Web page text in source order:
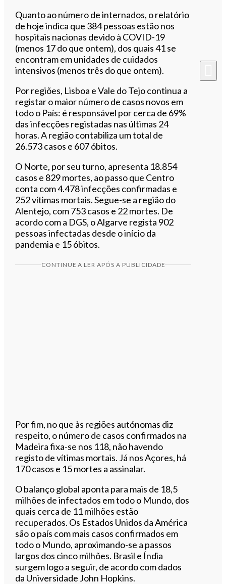
Quanto ao número de internados, o relatório
de hoje indica que 384 pessoas estão nos
hospitais nacionas devido à COVID-19
(menos 17 do que ontem), dos quais 41 se
encontram em unidades de cuidados
intensivos (menos três do que ontem).
Por regiões, Lisboa e Vale do Tejo continua a
registar o maior número de casos novos em
todo o País: é responsável por cerca de 69%
das infecções registadas nas últimas 24
horas. A região contabiliza um total de
26.573 casos e 607 óbitos.
O Norte, por seu turno, apresenta 18.854
casos e 829 mortes, ao passo que Centro
conta com 4.478 infecções confirmadas e
252 vítimas mortais. Segue-se a região do
Alentejo, com 753 casos e 22 mortes. De
acordo com a DGS, o Algarve regista 902
pessoas infectadas desde o início da
pandemia e 15 óbitos.
CONTINUE A LER APÓS A PUBLICIDADE
Por fim, no que às regiões autónomas diz
respeito, o número de casos confirmados na
Madeira fixa-se nos 118, não havendo
registo de vítimas mortais. Já nos Açores, há
170 casos e 15 mortes a assinalar.
O balanço global aponta para mais de 18,5
milhões de infectados em todo o Mundo, dos
quais cerca de 11 milhões estão
recuperados. Os Estados Unidos da América
são o país com mais casos confirmados em
todo o Mundo, aproximando-se a passos
largos dos cinco milhões. Brasil e Índia
surgem logo a seguir, de acordo com dados
da Universidade John Hopkins.